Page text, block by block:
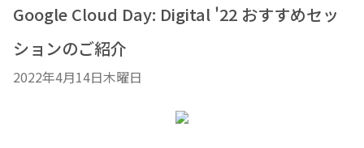
Google Cloud Day: Digital '22 おすすめセッ
ションのご紹介
2022年4月14日木曜日